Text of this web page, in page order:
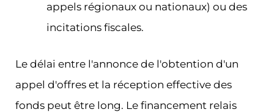
appels régionaux ou nationaux) ou des
incitations fiscales.
Le délai entre l'annonce de l'obtention d'un
appel d'offres et la réception effective des
fonds peut être long. Le financement relais